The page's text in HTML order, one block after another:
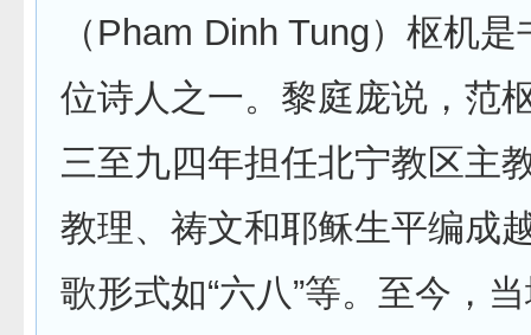
（Pham Dinh Tung）枢机
位诗人之一。黎庭庞说，范
三至九四年担任北宁教区主
教理、祷文和耶稣生平编成
歌形式如“六八”等。至今，